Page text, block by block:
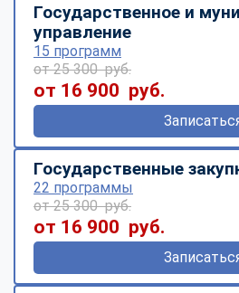
Государственное и
управление
15 программ
от 25 300 руб.
от 16 900 руб.
Государственные
22 программы
от 25 300 руб.
от 16 900 руб.